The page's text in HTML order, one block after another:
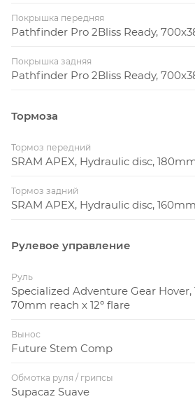
Покрышка передняя
Pathfinder Pro 2Bliss Ready,
Покрышка задняя
Pathfinder Pro 2Bliss Ready,
Тормоза
Тормоз передний
SRAM APEX, Hydraulic disc,
Тормоз задний
SRAM APEX, Hydraulic disc, 160mm
Рулевое управление
Руль
Specialized Adventure Gear
70mm reach x 12º flare
Вынос
Future Stem Comp
Обмотка руля / грипсы
Supacaz Suave